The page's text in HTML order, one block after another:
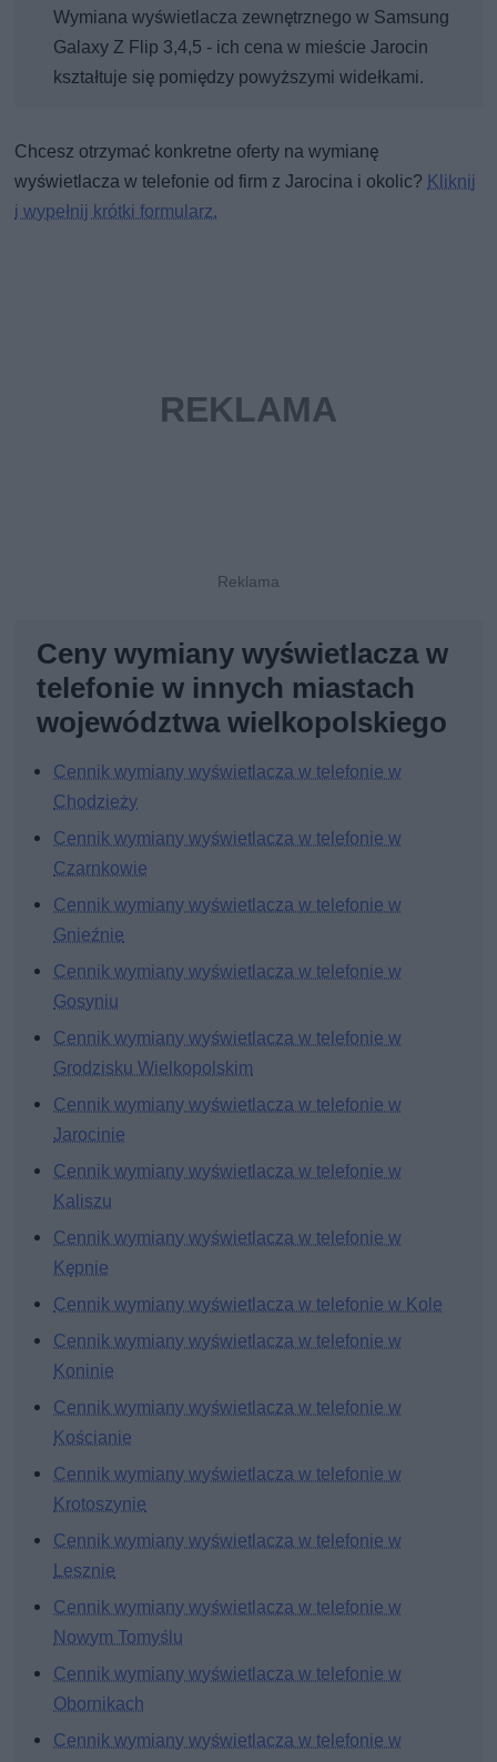
Wymiana wyświetlacza zewnętrznego w Samsung
Galaxy Z Flip 3,4,5 - ich cena w mieście Jarocin
kształtuje się pomiędzy powyższymi widełkami.
Chcesz otrzymać konkretne oferty na wymianę
wyświetlacza w telefonie od firm z Jarocina i okolic? Kliknij
i wypełnij krótki formularz.
Ceny wymiany wyświetlacza w
telefonie w innych miastach
województwa wielkopolskiego
Cennik wymiany wyświetlacza w telefonie w
Chodzieży
Cennik wymiany wyświetlacza w telefonie w
Czarnkowie
Cennik wymiany wyświetlacza w telefonie w
Gnieźnie
Cennik wymiany wyświetlacza w telefonie w
Gosyniu
Cennik wymiany wyświetlacza w telefonie w
Grodzisku Wielkopolskim
Cennik wymiany wyświetlacza w telefonie w
Jarocinie
Cennik wymiany wyświetlacza w telefonie w
Kaliszu
Cennik wymiany wyświetlacza w telefonie w
Kępnie
Cennik wymiany wyświetlacza w telefonie w Kole
Cennik wymiany wyświetlacza w telefonie w
Koninie
Cennik wymiany wyświetlacza w telefonie w
Kościanie
Cennik wymiany wyświetlacza w telefonie w
Krotoszynie
Cennik wymiany wyświetlacza w telefonie w
Lesznie
Cennik wymiany wyświetlacza w telefonie w
Nowym Tomyślu
Cennik wymiany wyświetlacza w telefonie w
Obornikach
Cennik wymiany wyświetlacza w telefonie w